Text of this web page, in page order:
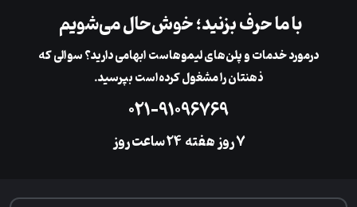
با ما حرف بزنید؛ خوش‌حال می‌شویم
در‌مورد خدمات و پلن‌های لیمو‌هاست ابهامی دارید؟ سوالی که
ذهنتان را مشغول کرده‌است بپرسید.
۰۲۱-۹۱۰۹۶۷۶۹
۷ روز هفته ‌۲۴ ساعت روز